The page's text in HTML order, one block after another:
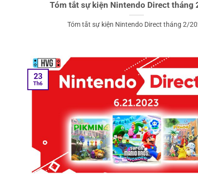
Tóm tắt sự kiện Nintendo Direct tháng
Tóm tắt sự kiện Nintendo Direct tháng 2/
23
Th6